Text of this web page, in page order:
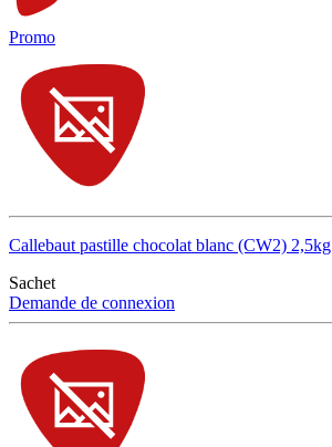
Promo
Callebaut pastille chocolat blanc (CW2) 2,5kg
Sachet
Demande de connexion